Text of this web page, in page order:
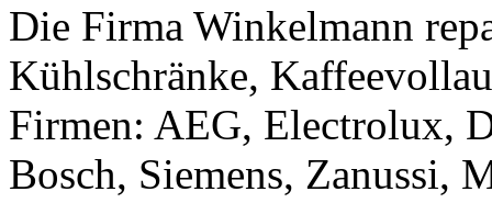
Die Firma Winkelmann
Kühlschränke,
Firmen: AEG, Electrolux,
Bosch, Siemens, Zanussi,